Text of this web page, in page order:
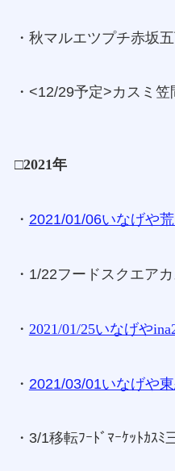
・秋マルエツプチ赤坂
・<12/29予定>カスミ
□2021年
・ 2021/01/06いなげや
・1/22フードスクエア
・ 2021/01/25いなげや
・ 2021/03/01いなげや
・3/1移転ﾌｰﾄﾞﾏｰｹｯﾄｶｽﾐ